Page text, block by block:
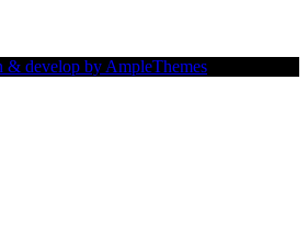
& develop by AmpleThemes